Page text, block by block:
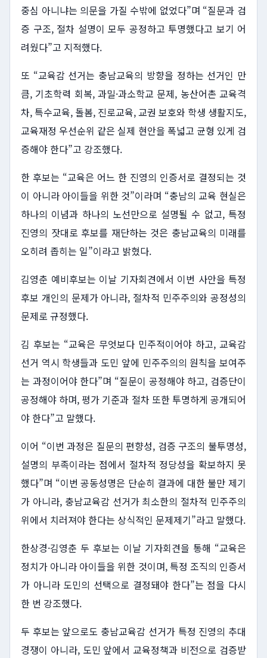
중심 아니냐는 의문을 가질 수밖에 없었다”며 “질문과 검
증 구조, 절차 설명이 모두 공정하고 투명했다고 보기 어
려웠다”고 지적했다.
또 “교육감 선거는 충남교육의 방향을 정하는 선거인 만
큼, 기초학력 회복, 과밀·과소학교 문제, 농산어촌 교육격
차, 특수교육, 돌봄, 진로교육, 교권 보호와 학생 생활지도,
교육재정 우선순위 같은 실제 현안을 폭넓고 균형 있게 검
증해야 한다”고 강조했다.
한 후보는 “교육은 어느 한 진영의 인증서로 결정되는 것
이 아니라 아이들을 위한 것”이라며 “충남의 교육 현실은
하나의 이념과 하나의 노선만으로 설명될 수 없고, 특정
진영의 잣대로 후보를 재단하는 것은 충남교육의 미래를
오히려 좁히는 일”이라고 밝혔다.
김영춘 예비후보는 이날 기자회견에서 이번 사안을 특정
후보 개인의 문제가 아니라, 절차적 민주주의와 공정성의
문제로 규정했다.
김 후보는 “교육은 무엇보다 민주적이어야 하고, 교육감
선거 역시 학생들과 도민 앞에 민주주의의 원칙을 보여주
는 과정이어야 한다”며 “질문이 공정해야 하고, 검증단이
공정해야 하며, 평가 기준과 절차 또한 투명하게 공개되어
야 한다”고 말했다.
이어 “이번 과정은 질문의 편향성, 검증 구조의 불투명성,
설명의 부족이라는 점에서 절차적 정당성을 확보하지 못
했다”며 “이번 공동성명은 단순히 결과에 대한 불만 제기
가 아니라, 충남교육감 선거가 최소한의 절차적 민주주의
위에서 치러져야 한다는 상식적인 문제제기”라고 말했다.
한상경·김영춘 두 후보는 이날 기자회견을 통해 “교육은
정치가 아니라 아이들을 위한 것이며, 특정 조직의 인증서
가 아니라 도민의 선택으로 결정돼야 한다”는 점을 다시
한 번 강조했다.
두 후보는 앞으로도 충남교육감 선거가 특정 진영의 추대
경쟁이 아니라, 도민 앞에서 교육정책과 비전으로 검증받